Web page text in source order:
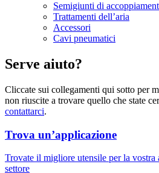
Semigiunti di
Trattamenti dell’aria
Accessori
Cavi pneumatici
Serve aiuto?
Cliccate sui collegamenti qui sotto per
non riuscite a trovare quello che state
contattarci.
Trova un’applicazione
Trovate il migliore utensile per la
settore